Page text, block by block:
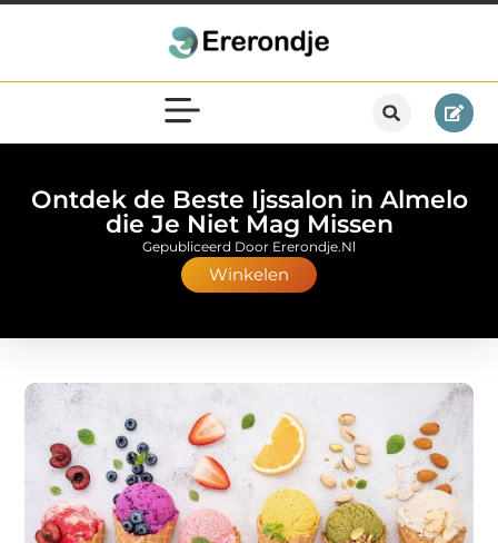
Ontdek de Beste Ijssalon in Almelo
die Je Niet Mag Missen
Winkelen
Gepubliceerd Door Ererondje.nl